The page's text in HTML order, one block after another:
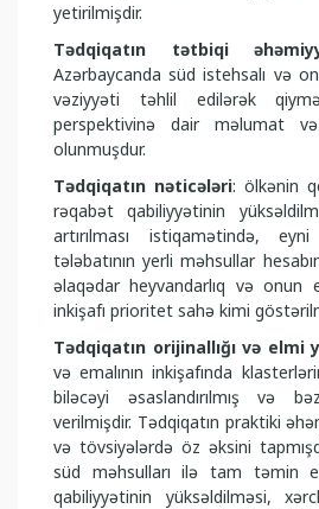
yetirilmişdir.
Tədqiqatın tətbiqi
Azərbaycanda süd istehsalı və
vəziyyəti təhlil edilərək
perspektivinə dair məlumat
olunmuşdur.
Tədqiqatın nəticələri: ölkənin
rəqabət qabiliyyətinin
artırılması istiqamətində,
tələbatının yerli məhsullar
əlaqədar heyvandarlıq və onun
inkişafı prioritet sahə kimi
Tədqiqatın orijinallığı və elmi
və emalının inkişafında
biləcəyi əsaslandırılmış və
verilmişdir. Tədqiqatın praktiki
və tövsiyələrdə öz əksini
süd məhsulları ilə tam təmin
qabiliyyətinin yüksəldilməsi,